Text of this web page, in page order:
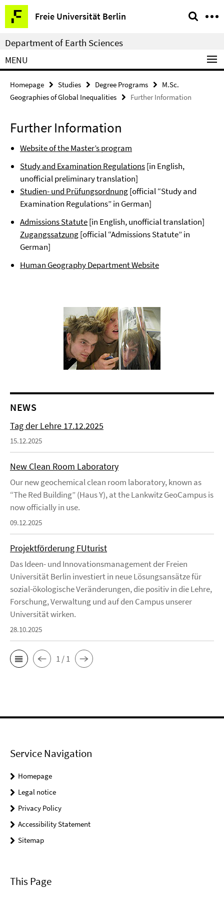
Springe
direkt
zu
Inhalt
Freie Universität Berlin
Service
Navigation
Department of Earth Sciences
MENU
Homepage Studies Degree Programs
M.Sc.
Geographies of Global Inequalities
Further Information
Further Information
Website of the Master’s program
Study and Examination Regulations[in English,
unofficial preliminary translation]
Studien- und Prüfungsordnung[official “Study and
Examination Regulations” in German]
Admissions Statute[in English, unofficial translation]
Zugangssatzung[official “Admissions Statute” in
German]
Human Geography Department Website
NEWS
Tag der Lehre 17.12.2025
15.12.2025
New Clean Room Laboratory
Our new geochemical clean room laboratory, known as
“The Red Building” (Haus Y), at the Lankwitz GeoCampus is
now officially in use.
09.12.2025
Projektförderung FUturist
Das Ideen- und Innovationsmanagement der Freien
Universität Berlin investiert in neue Lösungsansätze für
sozial-ökologische Veränderungen, die positiv in die Lehre,
Forschung, Verwaltung und auf den Campus unserer
Universität wirken.
28.10.2025
1 / 1
Service Navigation
Homepage
Legal notice
Privacy Policy
Accessibility Statement
Sitemap
This Page